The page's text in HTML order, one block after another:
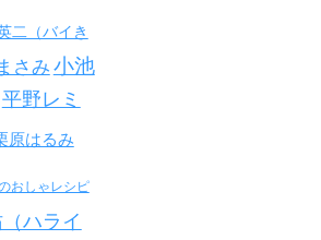
二（バイき
さみ 小池
平野レミ
原はるみ
おしゃレシピ
ハライ